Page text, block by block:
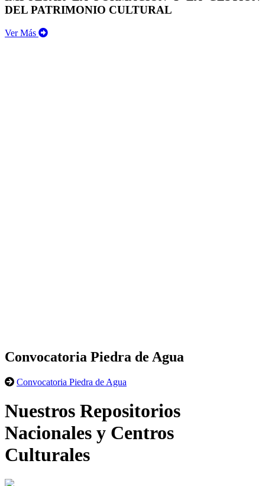
DEL PATRIMONIO CULTURAL
Ver Más
Convocatoria Piedra de Agua
Convocatoria Piedra de Agua
Nuestros Repositorios
Nacionales y Centros
Culturales